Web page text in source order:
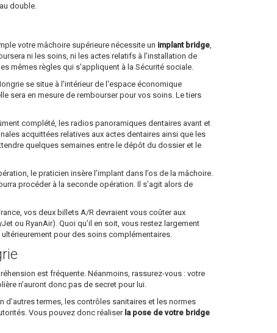
double.
votre mâchoire supérieure nécessite un implant bridge
ni les soins, ni les actes relatifs à l’installation de
mêmes règles qui s'appliquent à la Sécurité sociale.
se situe à l'intérieur de l'espace économique
sera en mesure de rembourser pour vos soins. Le tiers
complété, les radios panoramiques dentaires avant et
acquittées relatives aux actes dentaires ainsi que les
quelques semaines entre le dépôt du dossier et le
le praticien insère l’implant dans l’os de la mâchoire.
procéder à la seconde opération. Il s’agit alors de
vos deux billets A/R devraient vous coûter aux
ou RyanAir). Quoi qu’il en soit, vous restez largement
pour des soins complémentaires.
est fréquente. Néanmoins, rassurez-vous : votre
n’auront donc pas de secret pour lui.
d’autres termes, les contrôles sanitaires et les normes
Vous pouvez donc réaliser la pose de votre bridge